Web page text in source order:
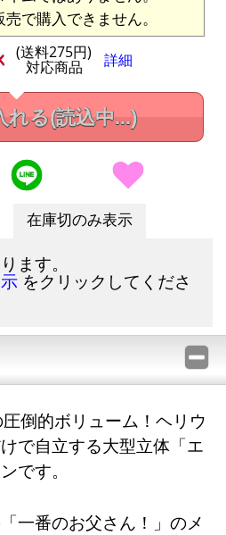
で購入できません。
(送料275円)
対応商品 詳細
れる(読込中...)
在庫切のみ表示
ます。
をクリックしてくださ
倒的ボリューム！ヘリウ
で自立する大型立体「エ
です。
一番のお父さん！」のメ